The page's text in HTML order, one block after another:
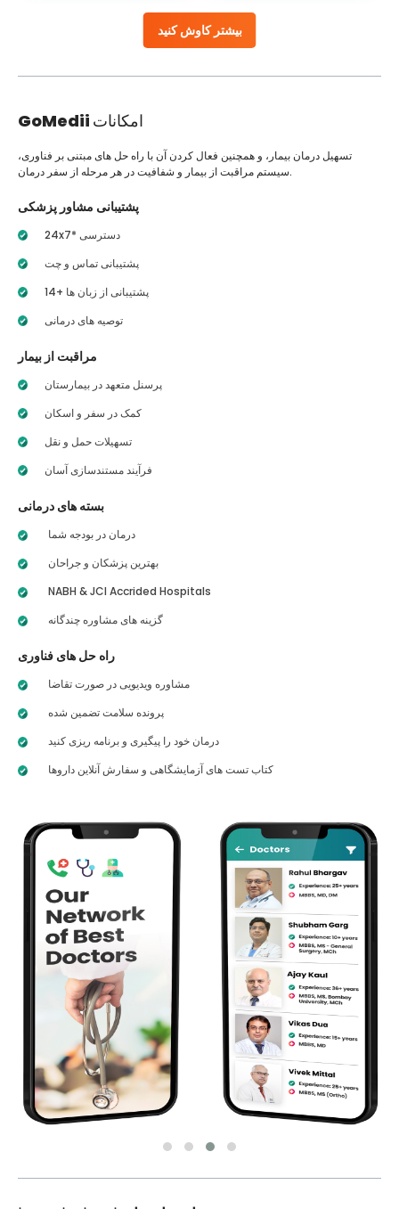
بیشتر کاوش کنید
GoMedii امکانات
تسهیل درمان بیمار، و همچنین فعال کردن آن با راه حل های مبتنی بر فناوری،
سیستم مراقبت از بیمار و شفافیت در هر مرحله از سفر درمان.
پشتیبانی مشاور پزشکی
24x7* دسترسی
پشتیبانی تماس و چت
14+ پشتیبانی از زبان ها
توصیه های درمانی
مراقبت از بیمار
پرسنل متعهد در بیمارستان
کمک در سفر و اسکان
تسهیلات حمل و نقل
فرآیند مستندسازی آسان
بسته های درمانی
درمان در بودجه شما
بهترین پزشکان و جراحان
NABH & JCI Accrided Hospitals
گزینه های مشاوره چندگانه
راه حل های فناوری
مشاوره ویدیویی در صورت تقاضا
پرونده سلامت تضمین شده
درمان خود را پیگیری و برنامه ریزی کنید
کتاب تست های آزمایشگاهی و سفارش آنلاین داروها